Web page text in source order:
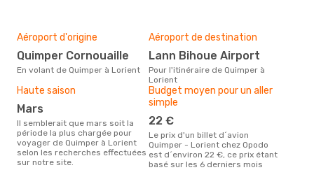
Aéroport d'origine
Quimper Cornouaille
En volant de Quimper à Lorient
Aéroport de destination
Lann Bihoue Airport
Pour l'itinéraire de Quimper à
Lorient
Haute saison
mars
Il semblerait que mars soit la
période la plus chargée pour
voyager de Quimper à Lorient
selon les recherches effectuées
sur notre site.
Budget moyen pour un aller
simple
22 €
Le prix d'un billet d´avion
Quimper - Lorient chez Opodo
est d´environ 22 €, ce prix étant
basé sur les 6 derniers mois